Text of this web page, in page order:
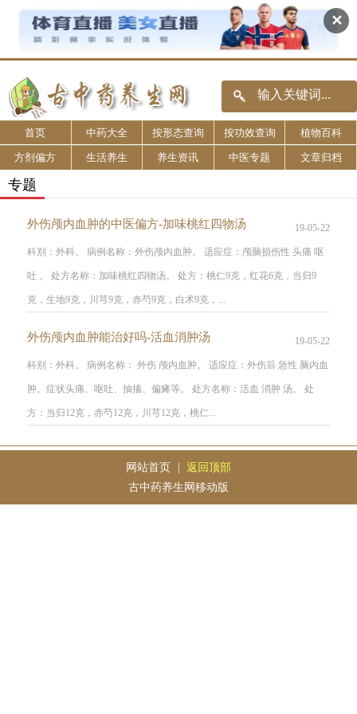
✕
首页 中药大全 按形态查询 按功效查询 植物百科
方剂偏方 生活养生 养生资讯 中医专题 文章归档
专题
外伤颅内血肿的中医偏方-加味桃红四物汤 19-05-22
科别：外科。 病例名称：外伤颅内血肿。 适应症：颅脑损伤性 头痛 呕
吐 。 处方名称：加味桃红四物汤。 处方：桃仁9克，红花6克，当归9
克，生地9克，川芎9克，赤芍9克，白术9克，...
外伤颅内血肿能治好吗-活血消肿汤 19-05-22
科别：外科。 病例名称： 外伤 颅内血肿。 适应症：外伤后 急性 脑内血
肿。症状头痛、呕吐、抽搐、偏瘫等。 处方名称：活血 消肿 汤。 处
方：当归12克，赤芍12克，川芎12克，桃仁...
网站首页
返回顶部
古中药养生网移动版